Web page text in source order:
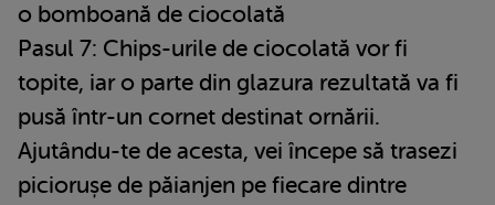
o bomboană de ciocolată
Pasul 7: Chips-urile de ciocolată vor fi
topite, iar o parte din glazura rezultată va fi
pusă într-un cornet destinat ornării.
Ajutându-te de acesta, vei începe să trasezi
piciorușe de păianjen pe fiecare dintre